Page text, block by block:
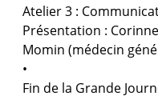
Atelier 3 :
Présentation :
Momin (médecin
•
Fin de la Grande